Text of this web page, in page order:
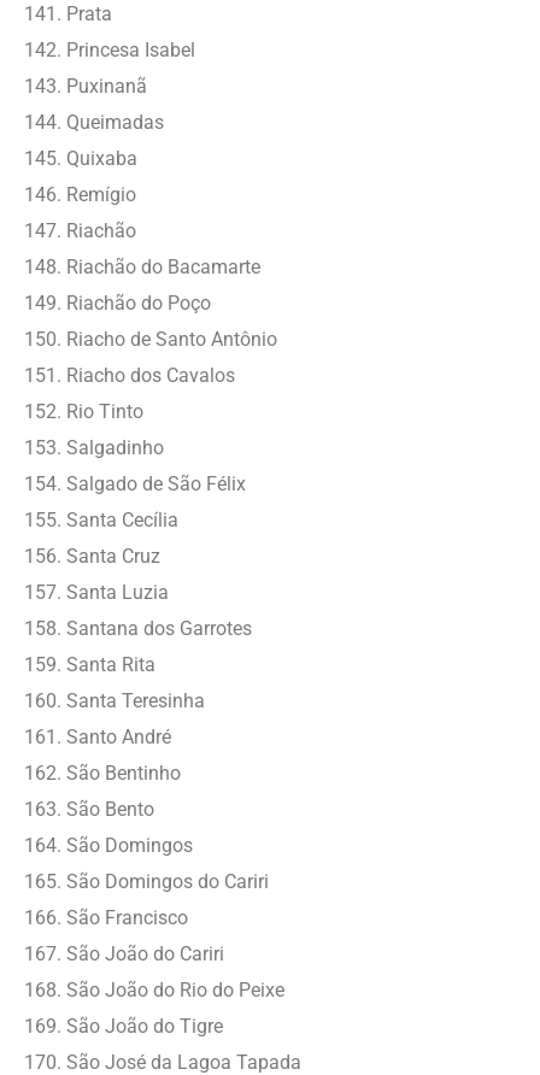
Prata
Princesa Isabel
Puxinanã
Queimadas
Quixaba
Remígio
Riachão
Riachão do Bacamarte
Riachão do Poço
Riacho de Santo Antônio
Riacho dos Cavalos
Rio Tinto
Salgadinho
Salgado de São Félix
Santa Cecília
Santa Cruz
Santa Luzia
Santana dos Garrotes
Santa Rita
Santa Teresinha
Santo André
São Bentinho
São Bento
São Domingos
São Domingos do Cariri
São Francisco
São João do Cariri
São João do Rio do Peixe
São João do Tigre
São José da Lagoa Tapada